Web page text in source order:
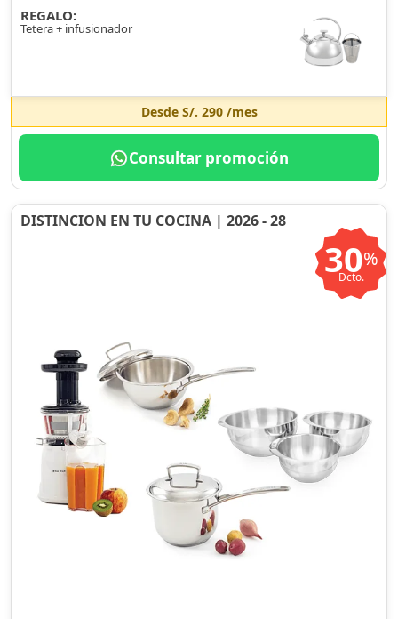
REGALO:
Tetera + infusionador
Desde S/. 290/mes
Consultar promoción
DISTINCION EN TU COCINA | 2026 - 28
30%
Dcto.